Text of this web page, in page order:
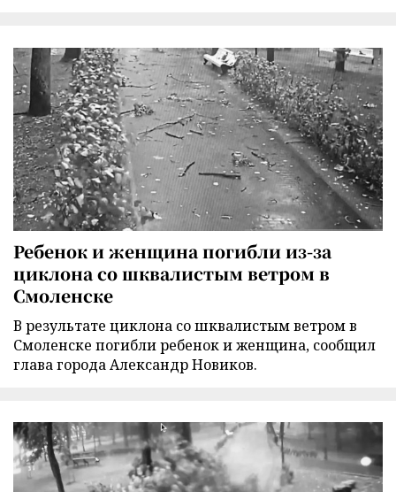
Ребенок и женщина погибли из-за
циклона со шквалистым ветром в
Смоленске
В результате циклона со шквалистым ветром в
Смоленске погибли ребенок и женщина, сообщил
глава города Александр Новиков.